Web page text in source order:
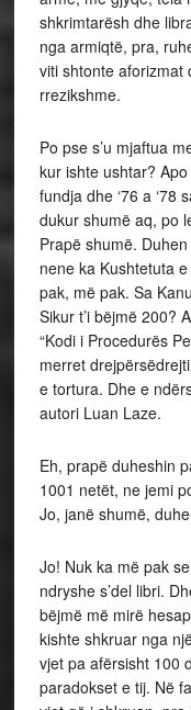
shkrimtarësh dhe
nga armiqtë, pra,
viti shtonte aforizmat
rrezikshme.
Po pse s’u mjaftua
kur ishte ushtar?
fundja dhe ‘76 a ‘78
dukur shumë aq, po
Prapë shumë.
nene ka Kushtetuta
pak, më pak. Sa
Sikur t’i bëjmë 200?
“Kodi i Procedurës
merret
e tortura. Dhe e
autori Luan Laze.
Eh, prapë duheshin
1001 netët, ne jemi
Jo, janë shumë,
Jo! Nuk ka më pak
ndryshe s’del libri.
bëjmë më mirë
kishte shkruar nga
vjet pa afërsisht 100
paradokset e tij. Në